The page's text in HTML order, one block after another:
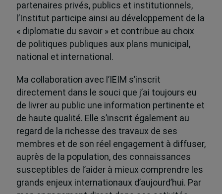
partenaires privés, publics et institutionnels,
l’Institut participe ainsi au développement de la
« diplomatie du savoir » et contribue au choix
de politiques publiques aux plans municipal,
national et international.
Ma collaboration avec l’IEIM s’inscrit
directement dans le souci que j’ai toujours eu
de livrer au public une information pertinente et
de haute qualité. Elle s’inscrit également au
regard de la richesse des travaux de ses
membres et de son réel engagement à diffuser,
auprès de la population, des connaissances
susceptibles de l’aider à mieux comprendre les
grands enjeux internationaux d’aujourd’hui. Par